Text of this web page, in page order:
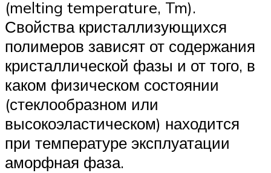
(melting temperature, Tm).
Свойства кристаллизующихся
полимеров зависят от содержания
кристаллической фазы и от того, в
каком физическом состоянии
(стеклообразном или
высокоэластическом) находится
при температуре эксплуатации
аморфная фаза.